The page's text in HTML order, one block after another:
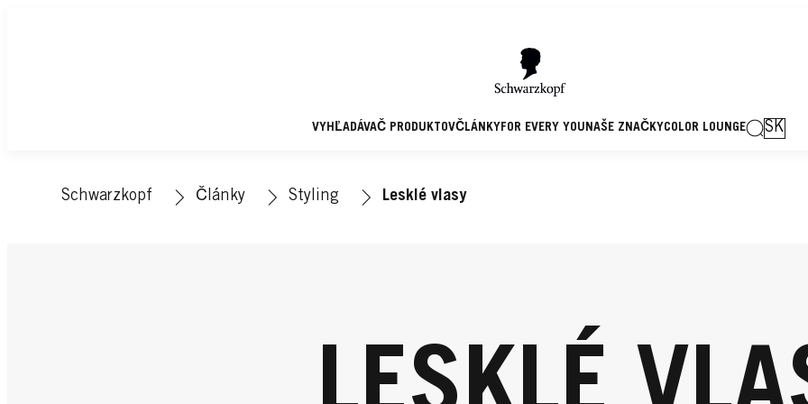
VYHĽADÁVAČ PRODUKTOVČLÁNKYFOR EVERY YOUNAŠE ZNAČKYCOLOR LOUNGE SK
Schwarzkopf Články Styling Lesklé vlasy